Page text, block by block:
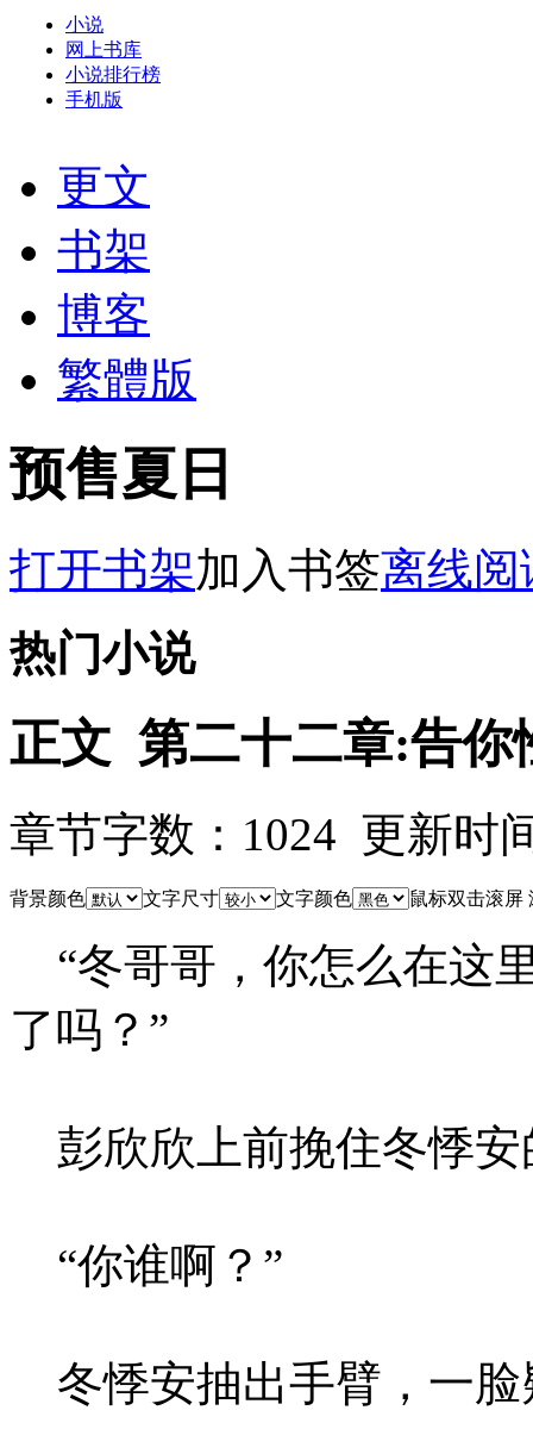
小说
网上书库
小说排行榜
手机版
更文
书架
博客
繁體版
预售夏日
打开书架加入书签离线阅
热门小说
正文 第二十二章:告你
章节字数：1024 更新时
背景颜色 文字尺寸 文字颜色 鼠标双击滚屏
“冬哥哥，你怎么在这
了吗？”
彭欣欣上前挽住冬悸安
“你谁啊？”
冬悸安抽出手臂，一脸